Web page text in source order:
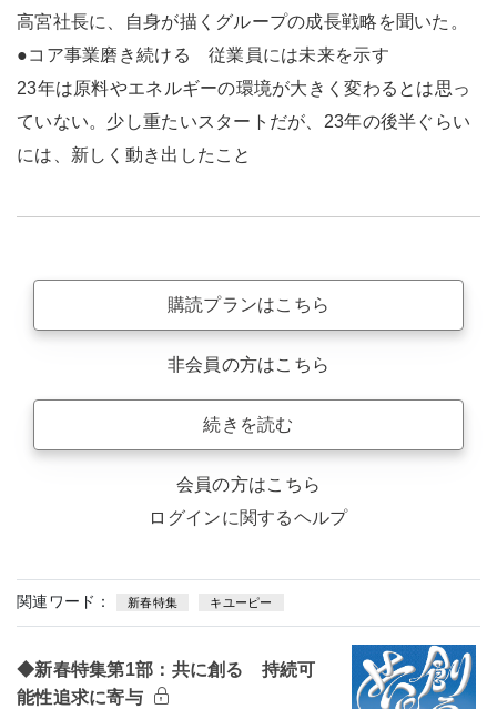
高宮社長に、自身が描くグループの成長戦略を聞いた。
●コア事業磨き続ける 従業員には未来を示す
23年は原料やエネルギーの環境が大きく変わるとは思っ
ていない。少し重たいスタートだが、23年の後半ぐらい
には、新しく動き出したこと
購読プランはこちら
非会員の方はこちら
続きを読む
会員の方はこちら
ログインに関するヘルプ
関連ワード： 新春特集 キユーピー
◆新春特集第1部：共に創る 持続可
能性追求に寄与